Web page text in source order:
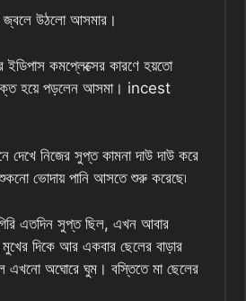
জ্বলে উঠলো আসমার।
ইডিপাস কমপ্লেক্সের কারণে হয়তো
হয়ে পড়লেন আসমা। incest
দেখে নিজের সুপ্ত কামনা দাউ দাউ করে
ভোদায় পানি আসতে শুরু করেছে৷
এতদিন সুপ্ত ছিল, এখন আবার
দিকে আর একবার ছেলের বাড়ার
এখনো অঘোরে ঘুম। বস্তিতে মা ছেলের